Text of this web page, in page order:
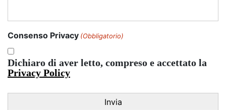
Consenso Privacy (Obbligatorio)
Dichiaro di aver letto, compreso e accettato la
Privacy Policy